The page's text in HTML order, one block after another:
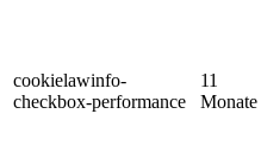
cookielawinfo-
checkbox-performance
11
Monate